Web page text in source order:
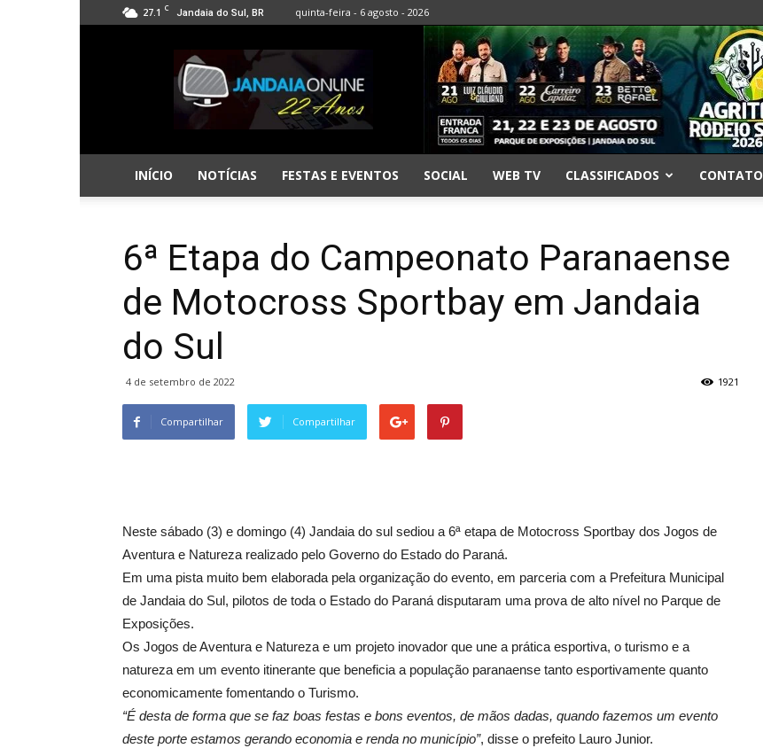
27.1 C Jandaia do Sul, BR quinta-feira - 6 agosto - 2026
Jandaia
Online
INÍCIO NOTÍCIAS FESTAS E EVENTOS SOCIAL WEB TV CLASSIFICADOS CONTATO
6ª Etapa do Campeonato Paranaense
de Motocross Sportbay em Jandaia
do Sul
4 de setembro de 2022 1921
Compartilhar Compartilhar
Neste sábado (3) e domingo (4) Jandaia do sul sediou a 6ª etapa de Motocross Sportbay dos Jogos de
Aventura e Natureza realizado pelo Governo do Estado do Paraná.
Em uma pista muito bem elaborada pela organização do evento, em parceria com a Prefeitura Municipal
de Jandaia do Sul, pilotos de toda o Estado do Paraná disputaram uma prova de alto nível no Parque de
Exposições.
Os Jogos de Aventura e Natureza e um projeto inovador que une a prática esportiva, o turismo e a
natureza em um evento itinerante que beneficia a população paranaense tanto esportivamente quanto
economicamente fomentando o Turismo.
“É desta de forma que se faz boas festas e bons eventos, de mãos dadas, quando fazemos um evento
deste porte estamos gerando economia e renda no município”, disse o prefeito Lauro Junior.